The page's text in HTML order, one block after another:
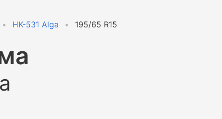
HK-531 Alga 195/65 R15